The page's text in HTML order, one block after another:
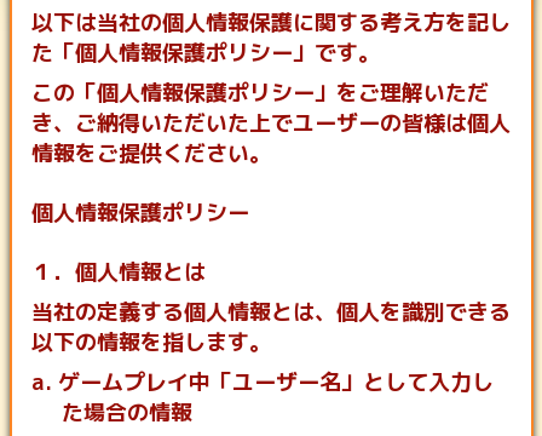
以下は当社の個人情報保護に関する考え方を記し
た「個人情報保護ポリシー」です。
この「個人情報保護ポリシー」をご理解いただ
き、ご納得いただいた上でユーザーの皆様は個人
情報をご提供ください。
個人情報保護ポリシー
１．個人情報とは
当社の定義する個人情報とは、個人を識別できる
以下の情報を指します。
a. ゲームプレイ中「ユーザー名」として入力し
た場合の情報